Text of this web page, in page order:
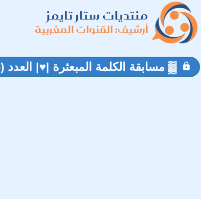
منتديات ستار تايمز
أرشيف: القنوات المغربية
 ▓ مسابقة الكلمة المبعثرة |♥| العدد (15) |♥| بالتوفيق للجميع▓